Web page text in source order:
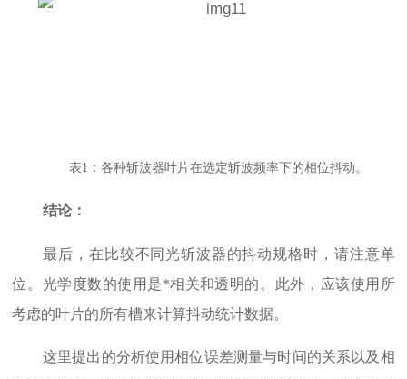
表1：各种斩波器叶片在选定斩波频率下的相位抖动。
结论：
最后，在比较不同光斩波器的抖动规格时，请注意单
位。光学度数的使用是*相关和透明的。此外，应该使用所
考虑的叶片的所有槽来计算抖动统计数据。
这里提出的分析使用相位误差测量与时间的关系以及相